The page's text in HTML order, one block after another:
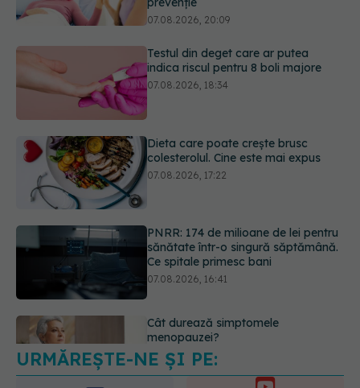
07.08.2026, 18:34
Dieta care poate crește brusc
colesterolul. Cine este mai expus
PNRR: 174 de milioane de lei pentru
sănătate într-o singură săptămână.
Ce spitale primesc bani
Cât durează simptomele
menopauzei?
07.08.2026, 15:14
EXCLUSIV Cancerele care pot fi
prevenite. Dr. Sorin Bogdan
(SANADOR): Au metode de
prevenție
URMĂREȘTE-NE ȘI PE:
6560